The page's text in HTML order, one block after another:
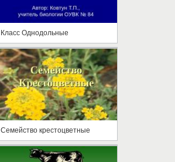
Класс Однодольные
Семейство крестоцветные